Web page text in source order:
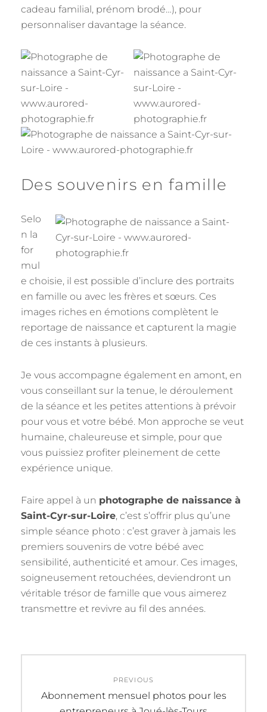
cadeau familial, prénom brodé…), pour
personnaliser davantage la séance.
Des souvenirs en famille
Selo
n la
for
mul
e choisie, il est possible d’inclure des portraits
en famille ou avec les frères et sœurs. Ces
images riches en émotions complètent le
reportage de naissance et capturent la magie
de ces instants à plusieurs.
Je vous accompagne également en amont, en
vous conseillant sur la tenue, le déroulement
de la séance et les petites attentions à prévoir
pour vous et votre bébé. Mon approche se veut
humaine, chaleureuse et simple, pour que
vous puissiez profiter pleinement de cette
expérience unique.
Faire appel à un photographe de naissance à
Saint-Cyr-sur-Loire, c’est s’offrir plus qu’une
simple séance photo : c’est graver à jamais les
premiers souvenirs de votre bébé avec
sensibilité, authenticité et amour. Ces images,
soigneusement retouchées, deviendront un
véritable trésor de famille que vous aimerez
transmettre et revivre au fil des années.
PREVIOUS
Previous
Abonnement mensuel photos pour les